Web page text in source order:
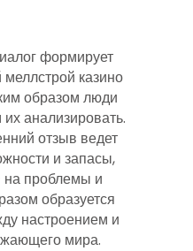
формирует
казино
образом люди
анализировать.
отзыв ведет
и запасы,
на проблемы и
образуется
настроением и
мира.